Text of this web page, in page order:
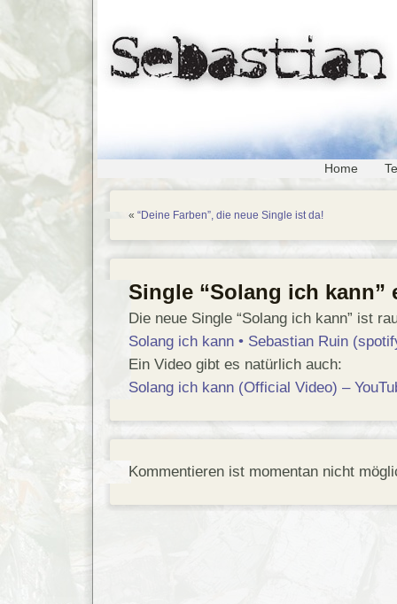
Home
« “Deine Farben”, die neue Single ist da!
Single “Solang ich kann”
Die neue Single “Solang ich kann” ist
Solang ich kann • Sebastian Ruin
Ein Video gibt es natürlich auch:
Solang ich kann (Official Video) –
Kommentieren ist momentan nicht